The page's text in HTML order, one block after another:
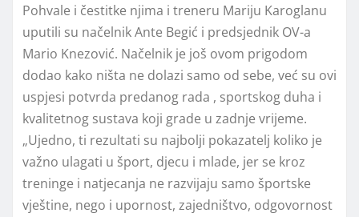
Pohvale i čestitke njima i treneru Mariju Karoglanu
uputili su načelnik Ante Begić i predsjednik OV-a
Mario Knezović. Načelnik je još ovom prigodom
dodao kako ništa ne dolazi samo od sebe, već su ovi
uspjesi potvrda predanog rada , sportskog duha i
kvalitetnog sustava koji grade u zadnje vrijeme.
„Ujedno, ti rezultati su najbolji pokazatelj koliko je
važno ulagati u šport, djecu i mlade, jer se kroz
treninge i natjecanja ne razvijaju samo športske
vještine, nego i upornost, zajedništvo, odgovornost